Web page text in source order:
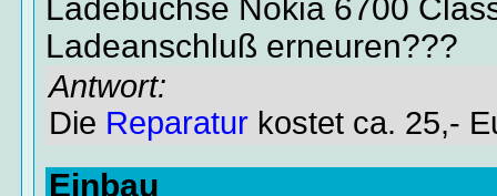
Ladebuchse Nokia 6700
Ladeanschluß erneuren???
Antwort:
Die Reparaturkostet ca. 25,-
Einbau